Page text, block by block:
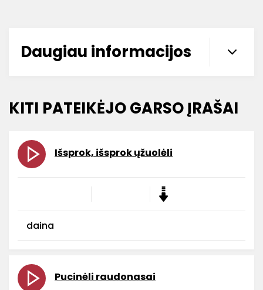
Daugiau informacijos
KITI PATEIKĖJO GARSO ĮRAŠAI
Išsprok, išsprok ųžuolėli
daina
Pucinėli raudonasai